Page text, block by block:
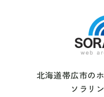
北海道帯広市の
ソラリ